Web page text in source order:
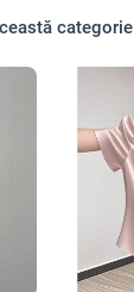
categorie